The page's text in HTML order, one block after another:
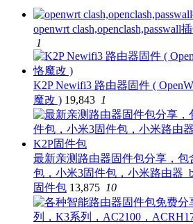
openwrt clash,openclash,passwall
1
K2P Newifi3 路由器固件 (
魔改 ) 19,843 1
最新亲测路由器固件包分享，包
包，小米3固件包，小米路由器
固件包 13,875 10